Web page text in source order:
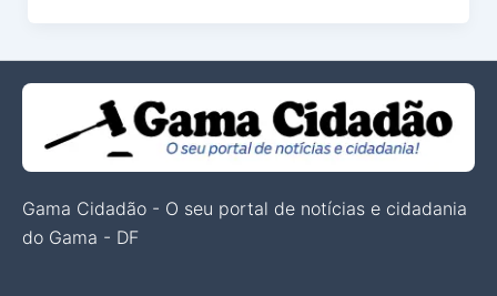
Gama Cidadão - O seu portal de notícias e cidadania
do Gama - DF